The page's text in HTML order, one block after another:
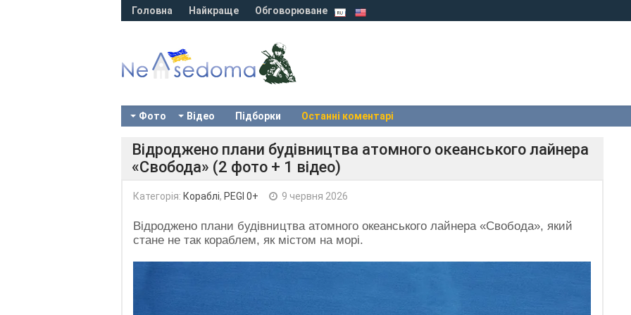
Головна Найкраще Обговорюване
Фото Відео Підборки Останні коментарі
Відроджено плани будівництва атомного океанського лайнера
«Свобода» (2 фото + 1 відео)
Категорія: Кораблі, PEGI 0+ 9 червня 2026
Відроджено плани будівництва атомного океанського лайнера «Свобода», який
стане не так кораблем, як містом на морі.